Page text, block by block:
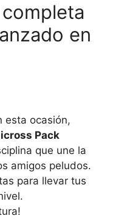
en
esta ocasión,
Pack
que une la
amigos peludos.
para llevar tus